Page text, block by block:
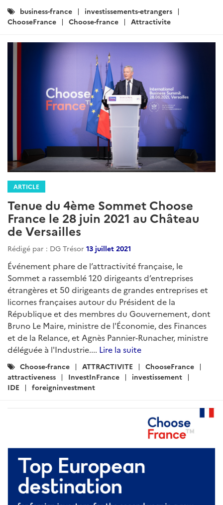
Catégories
:
business-france
investissements-etrangers
ChooseFrance
Choose-france Attractivite
ARTICLE
Tenue du 4ème Sommet Choose
France le 28 juin 2021 au Château
de Versailles
Rédigé par : DG Trésor 13 juillet 2021
Événement phare de l’attractivité française, le
Sommet a rassemblé 120 dirigeants d’entreprises
étrangères et 50 dirigeants de grandes entreprises et
licornes françaises autour du Président de la
République et des membres du Gouvernement, dont
Bruno Le Maire, ministre de l'Économie, des Finances
et de la Relance, et Agnès Pannier-Runacher, ministre
déléguée à l'Industrie.... Lire la suite
Catégories
:
Choose-france ATTRACTIVITE
ChooseFrance
attractiveness
InvestInFrance
investissement
IDE
foreigninvestment